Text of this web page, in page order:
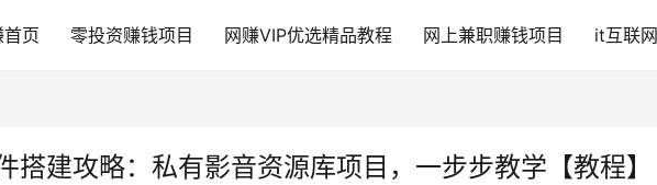
首页 零投资赚钱项目 网赚VIP优选精品教程 网上兼职赚钱项目 it互联网
搭建攻略：私有影音资源库项目，一步步教学【教程】